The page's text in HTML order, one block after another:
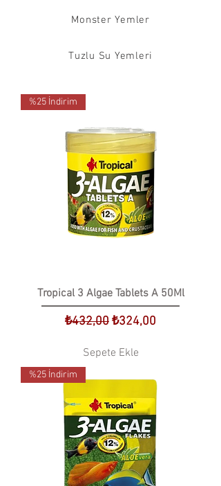
Monster Yemler
Tuzlu Su Yemleri
%25 İndirim
Tropical 3 Algae Tablets A 50Ml
Normal Fiyat
₺432,00İndirimli Fiyat
₺324,00
Sepete Ekle
%25 İndirim